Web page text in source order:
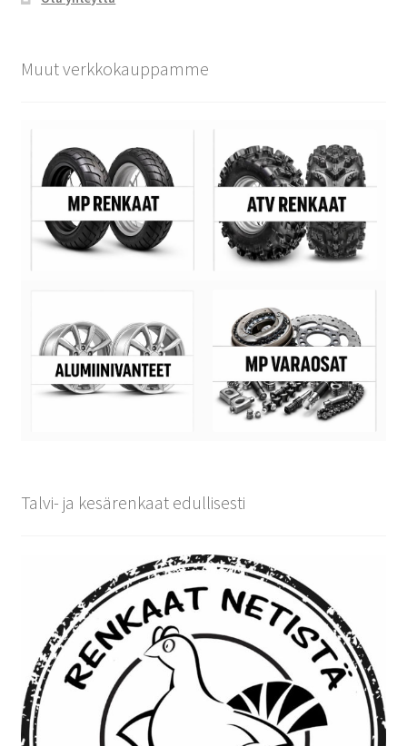
Muut verkkokauppamme
Talvi- ja kesärenkaat edullisesti